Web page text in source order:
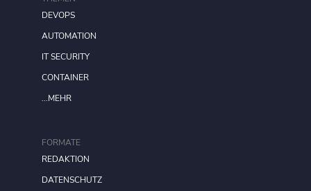
FORMATE
REDAKTION
DATENSCHUTZ
DEVOPS
AUTOMATION
IT SECURITY
CONTAINER
...MEHR